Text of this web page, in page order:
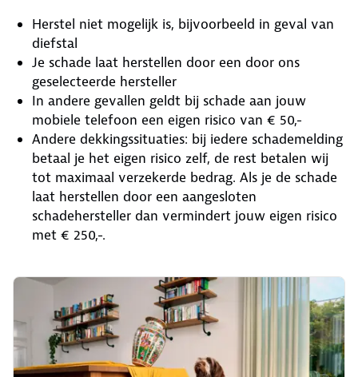
Herstel niet mogelijk is, bijvoorbeeld in geval van
diefstal
Je schade laat herstellen door een door ons
geselecteerde hersteller
In andere gevallen geldt bij schade aan jouw
mobiele telefoon een eigen risico van € 50,-
Andere dekkingssituaties: bij iedere schademelding
betaal je het eigen risico zelf, de rest betalen wij
tot maximaal verzekerde bedrag. Als je de schade
laat herstellen door een aangesloten
schadehersteller dan vermindert jouw eigen risico
met € 250,-.